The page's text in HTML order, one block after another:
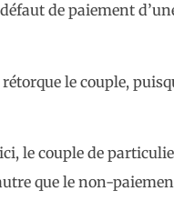
de paiement
le couple,
le couple de
que le non-